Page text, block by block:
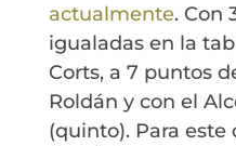
actualmente. Con
igualadas en la
Corts, a 7 puntos
Roldán y con el
(quinto). Para